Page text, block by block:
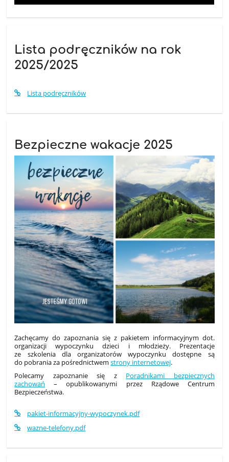
Lista podręczników na rok
2025/2025
Lista podręczników
Bezpieczne wakacje 2025
Zachęcamy do zapoznania się z pakietem informacyjnym dot.
organizacji wypoczynku dzieci i młodzieży. Prezentacje
ze szkolenia dla organizatorów wypoczynku dostępne są
do pobrania za pośrednictwem strony internetowej.
Polecamy zapoznanie się z
Poradnikami bezpiecznych
zachowań
– opublikowanymi przez Rządowe Centrum
Bezpieczeństwa.
pakiet-informacyjny-wypoczynek.pdf
wazne-telefony.pdf